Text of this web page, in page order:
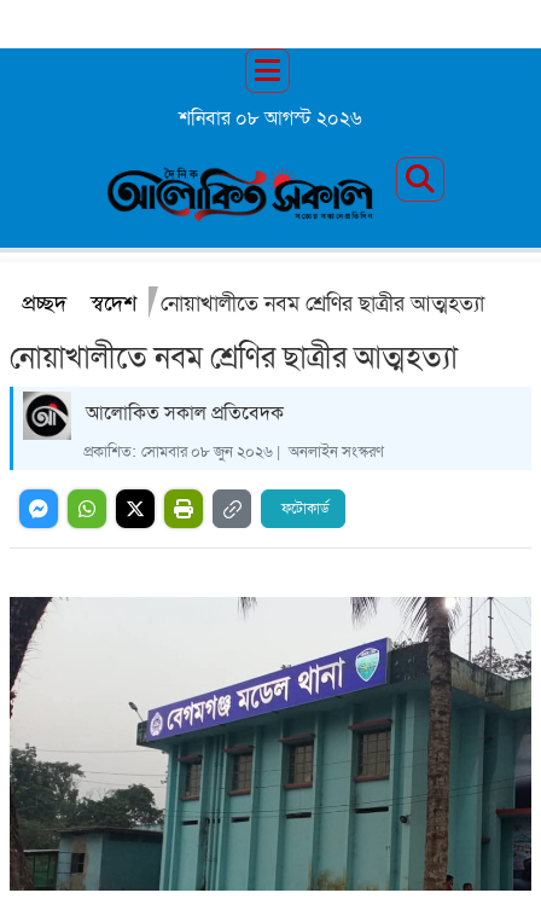
শনিবার ০৮ আগস্ট ২০২৬
প্রচ্ছদ স্বদেশ নোয়াখালীতে নবম শ্রেণির ছাত্রীর আত্মহত্যা
নোয়াখালীতে নবম শ্রেণির ছাত্রীর আত্মহত্যা
আলোকিত সকাল প্রতিবেদক
প্রকাশিত: সোমবার ০৮ জুন ২০২৬ | অনলাইন সংস্করণ
ফটোকার্ড